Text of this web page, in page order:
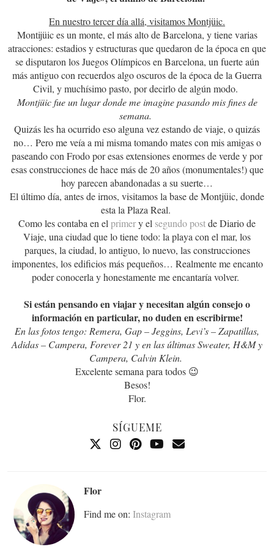
En nuestro tercer día allá, visitamos Montjüic.
Montijüic es un monte, el más alto de Barcelona, y tiene varias
atracciones: estadios y estructuras que quedaron de la época en que
se disputaron los Juegos Olímpicos en Barcelona, un fuerte aún
más antiguo con recuerdos algo oscuros de la época de la Guerra
Civil, y muchísimo pasto, por decirlo de algún modo.
Montjüic fue un lugar donde me imagine pasando mis fines de
semana.
Quizás les ha ocurrido eso alguna vez estando de viaje, o quizás
no… Pero me veía a mi misma tomando mates con mis amigas o
paseando con Frodo por esas extensiones enormes de verde y por
esas construcciones de hace más de 20 años (monumentales!) que
hoy parecen abandonadas a su suerte…
El último día, antes de irnos, visitamos la base de Montjüic, donde
esta la Plaza Real.
Como les contaba en el primery el segundo postde Diario de
Viaje, una ciudad que lo tiene todo: la playa con el mar, los
parques, la ciudad, lo antiguo, lo nuevo, las construcciones
imponentes, los edificios más pequeños… Realmente me encanto
poder conocerla y honestamente me encantaría volver.
Si están pensando en viajar y necesitan algún consejo o
información en particular, no duden en escribirme!
En las fotos tengo: Remera, Gap – Jeggins, Levi’s – Zapatillas,
Adidas – Campera, Forever 21 y en las últimas Sweater, H&M y
Campera, Calvin Klein.
Excelente semana para todos 😉
Besos!
Flor.
SÍGUEME
Flor
Find me on: Instagram